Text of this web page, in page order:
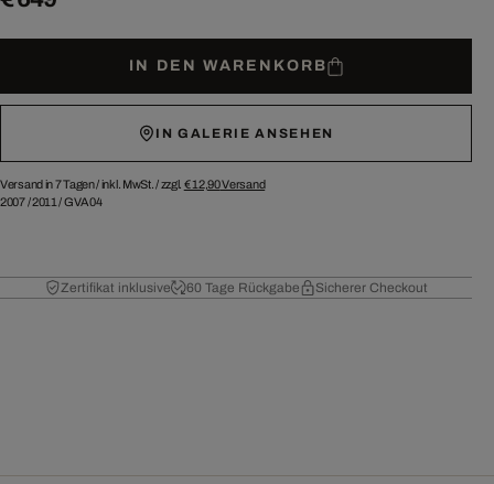
IN DEN WARENKORB
IN GALERIE ANSEHEN
Versand in 7 Tagen /inkl. MwSt. / zzgl. € 12,90Versand
2007/2011 /GVA04
Zertifikat inklusive 60 Tage Rückgabe Sicherer Checkout